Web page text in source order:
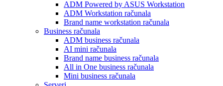
ADM Powered by ASUS Workstation
ADM Workstation računala
Brand name workstation računala
Business računala
ADM business računala
AI mini računala
Brand name business računala
All in One business računala
Mini business računala